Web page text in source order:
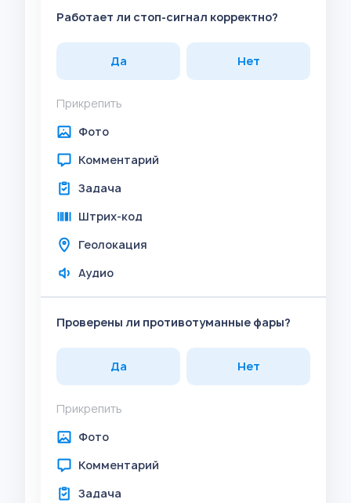
Работает ли стоп-сигнал корректно?
Да Нет
Прикрепить
Фото
Комментарий
Задача
Штрих-код
Геолокация
Аудио
Проверены ли противотуманные фары?
Да Нет
Прикрепить
Фото
Комментарий
Задача